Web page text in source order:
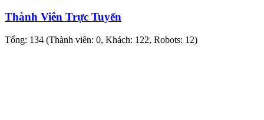
Thành Viên Trực Tuyến
Tổng: 134 (Thành viên: 0, Khách: 122, Robots: 12)